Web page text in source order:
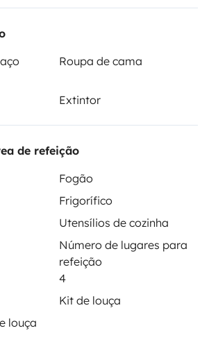
Roupa de cama
Extintor
de refeição
Fogão
Frigorífico
Utensílios de cozinha
Número de lugares para
refeição
4
Kit de louça
louça
A página é o
os alugueres de autocaravanas
e confiança.
Facebook
autocaravana
nossos utilizadores